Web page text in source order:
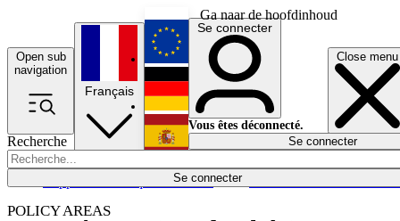
Ga naar de hoofdinhoud
Open sub
navigation
Close menu
Recherche
Se connecter
POLICY AREAS
Économie
Français
English
Deutsch
Español
Se connecter
Vous êtes déconnecté.
Se connecter